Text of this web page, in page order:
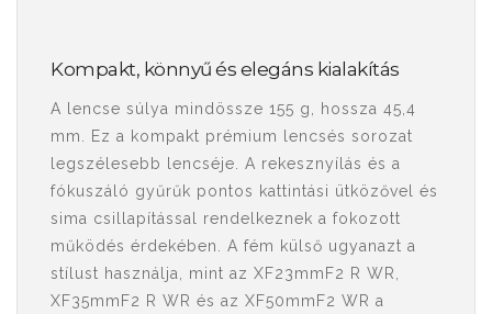
Kompakt, könnyű és elegáns kialakítás
A lencse súlya mindössze 155 g, hossza 45,4
mm. Ez a kompakt prémium lencsés sorozat
legszélesebb lencséje. A rekesznyílás és a
fókuszáló gyűrűk pontos kattintási ütközővel és
sima csillapítással rendelkeznek a fokozott
működés érdekében. A fém külső ugyanazt a
stílust használja, mint az XF23mmF2 R WR,
XF35mmF2 R WR és az XF50mmF2 WR a